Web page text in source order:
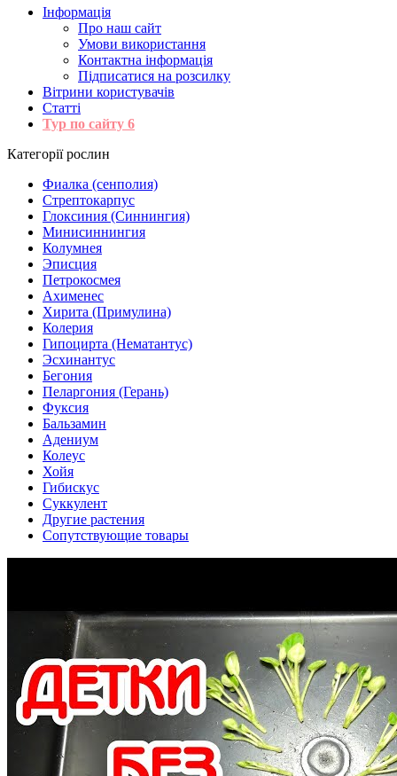
Інформація
Про наш сайт
Умови використання
Контактна інформація
Підписатися на розсилку
Вітрини користувачів
Статті
Тур по сайту 6
Категорії рослин
Фиалка (сенполия)
Стрептокарпус
Глоксиния (Синнингия)
Минисиннингия
Колумнея
Эписция
Петрокосмея
Ахименес
Хирита (Примулина)
Колерия
Гипоцирта (Нематантус)
Эсхинантус
Бегония
Пеларгония (Герань)
Фуксия
Бальзамин
Адениум
Колеус
Хойя
Гибискус
Суккулент
Другие растения
Сопутствующие товары